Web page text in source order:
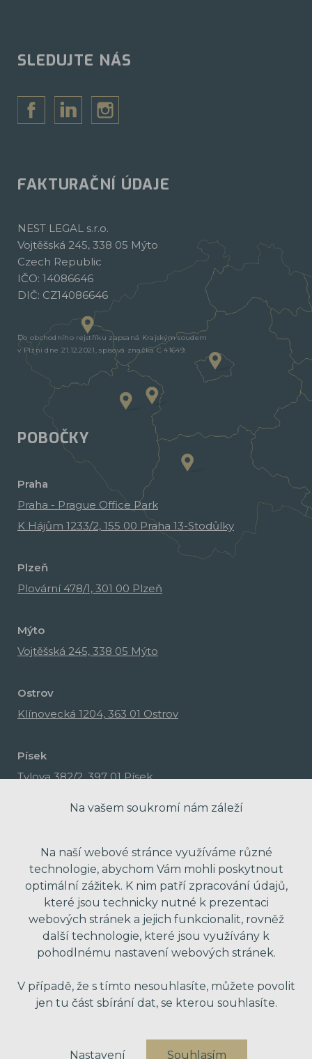
SLEDUJTE NÁS
FAKTURAČNÍ ÚDAJE
NEST LEGAL s.r.o.
Vojtěšská 245, 338 05 Mýto
Czech Republic
IČO: 14086646
DIČ: CZ14086646
Do obchodního rejstříku zapsaná Krajským soudem
v Plzni dne 21.12.2021, spisová značka C 41649.
POBOČKY
Praha
Praha - Prague Office Park
K Hájům 1233/2, 155 00 Praha 13-Stodůlky
Plzeň
Plovární 478/1, 301 00 Plzeň
Mýto
Vojtěšská 245, 338 05 Mýto
Ostrov
Klínovecká 1204, 363 01 Ostrov
Písek
Tylova 382/2, 397 01 Písek
Na vašem soukromí nám záleží
Na naší webové stránce využíváme různé
technologie, abychom Vám mohli poskytnout
optimální zážitek. K nim patří zpracování údajů,
které jsou technicky nutné k prezentaci
webových stránek a jejich funkcionalit, rovněž
další technologie, které jsou využívány k
pohodlnému nastavení webových stránek.
V případě, že s tímto nesouhlasíte, můžete povolit
jen tu část sbírání dat, se kterou souhlasíte.
Nastavení Souhlasím